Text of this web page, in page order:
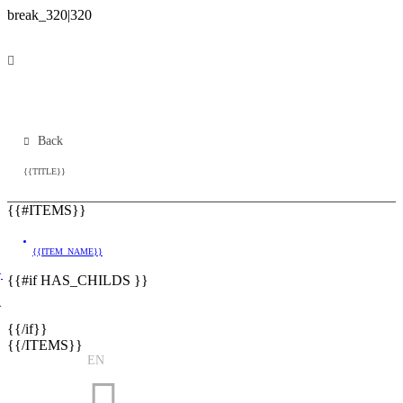
Back
{{TITLE}}
{{#ITEMS}}
{{ITEM_NAME}}
{{#if HAS_CHILDS }}
{{/if}}
{{/ITEMS}}
EN